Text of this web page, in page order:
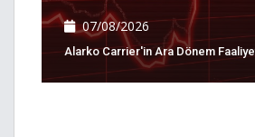
07/08/2026
Alarko Carrier'in Ara Dönem